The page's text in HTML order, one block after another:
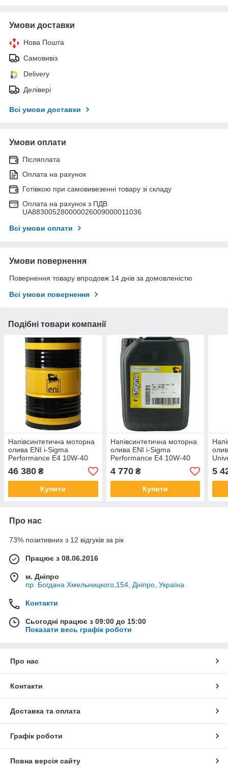
Умови доставки
Нова Пошта
Самовивіз
Delivery
Делівері
Всі умови доставки
Умови оплати
Післяплата
Оплата на рахунок
Готівкою при самовивезенні товару зі складу
Оплата на рахунок з ПДВ
UA883005280000026009000011036
Всі умови оплати
Умови повернення
Повернення товару впродовж 14 днів за домовленістю
Всі умови повернення
Подібні товари компанії
Напівсинтетична моторна
олива ENI i-Sigma
Performance E4 10W-40
(205 л)
46 380 ₴
Купити
Напівсинтетична моторна
олива ENI i-Sigma
Performance E4 10W-40
(20 л)
4 770₴
Купити
5
Про нас
73% позитивних з 12 відгуків за рік
Працює з 08.06.2016
м. Дніпро
пр. Богдана Хмельницкого,154, Дніпро, Україна
Контакти
Сьогодні працює з 09:00 до 15:00
Показати весь графік роботи
Про нас
Контакти
Доставка та оплата
Графік роботи
Повна версія сайту